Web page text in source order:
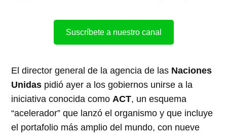
Suscríbete a nuestro canal
El director general de la agencia de las Naciones
Unidas pidió ayer a los gobiernos unirse a la
iniciativa conocida comoACT, un esquema
“acelerador” que lanzó el organismo y que incluye
el portafolio más amplio del mundo, con nueve